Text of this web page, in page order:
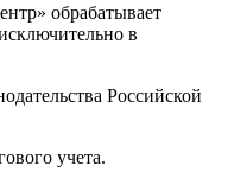
обрабатывает
в
Российской
учета.